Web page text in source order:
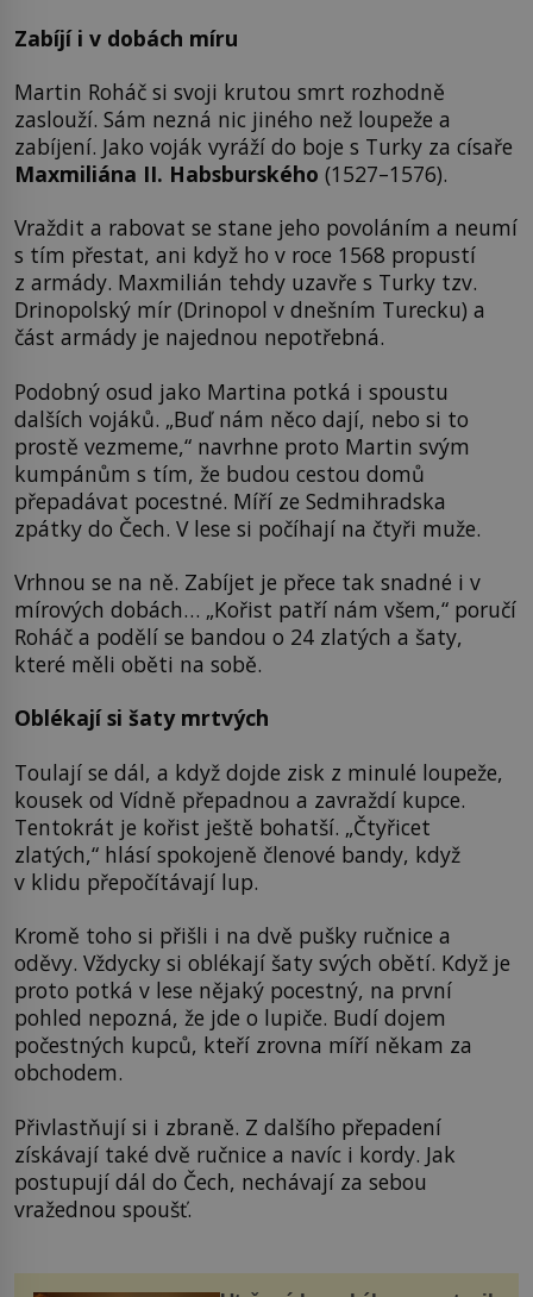
Zabíjí i v dobách míru
Martin Roháč si svoji krutou smrt rozhodně
zaslouží. Sám nezná nic jiného než loupeže a
zabíjení. Jako voják vyráží do boje s Turky za císaře
Maxmiliána II. Habsburského (1527–1576).
Vraždit a rabovat se stane jeho povoláním a neumí
s tím přestat, ani když ho v roce 1568 propustí
z armády. Maxmilián tehdy uzavře s Turky tzv.
Drinopolský mír (Drinopol v dnešním Turecku) a
část armády je najednou nepotřebná.
Podobný osud jako Martina potká i spoustu
dalších vojáků. „Buď nám něco dají, nebo si to
prostě vezmeme,“ navrhne proto Martin svým
kumpánům s tím, že budou cestou domů
přepadávat pocestné. Míří ze Sedmihradska
zpátky do Čech. V lese si počíhají na čtyři muže.
Vrhnou se na ně. Zabíjet je přece tak snadné i v
mírových dobách… „Kořist patří nám všem,“ poručí
Roháč a podělí se bandou o 24 zlatých a šaty,
které měli oběti na sobě.
Oblékají si šaty mrtvých
Toulají se dál, a když dojde zisk z minulé loupeže,
kousek od Vídně přepadnou a zavraždí kupce.
Tentokrát je kořist ještě bohatší. „Čtyřicet
zlatých,“ hlásí spokojeně členové bandy, když
v klidu přepočítávají lup.
Kromě toho si přišli i na dvě pušky ručnice a
oděvy. Vždycky si oblékají šaty svých obětí. Když je
proto potká v lese nějaký pocestný, na první
pohled nepozná, že jde o lupiče. Budí dojem
počestných kupců, kteří zrovna míří někam za
obchodem.
Přivlastňují si i zbraně. Z dalšího přepadení
získávají také dvě ručnice a navíc i kordy. Jak
postupují dál do Čech, nechávají za sebou
vražednou spoušť.